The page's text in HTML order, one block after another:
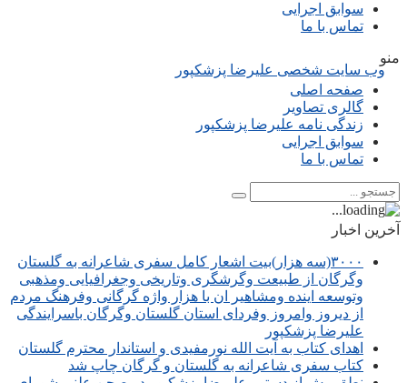
سوابق اجرایی
تماس با ما
منو
صفحه اصلی
گالری تصاویر
زندگی نامه علیرضا پزشکپور
سوابق اجرایی
تماس با ما
آخرین اخبار
۳۰۰۰(سه هزار)بیت اشعار کامل سفری شاعرانه به گلستان
وگرگان از طبیعت وگرشگری وتاریخی وجغرافیایی ومذهبی
وتوسعه اینده ومشاهیر ان با هزار واژه گرگانی وفرهنگ مردم
از دیروز وامروز وفردای استان گلستان وگرگان باسرایندگی
علیرضا پزشکپور
اهدای کتاب به آیت الله نورمفیدی و استاندار محترم گلستان
کتاب سفری شاعرانه به گلستان و گرگان چاپ شد